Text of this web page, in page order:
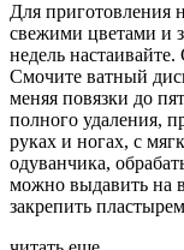
Для приготовления
свежими цветами и
недель
Смочите ватный
меняя повязки до
полного удаления,
руках и ногах, с
одуванчика,
можно выдавить на
закрепить